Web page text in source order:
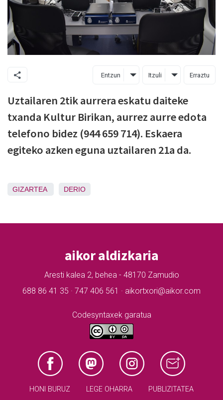
Entzun Itzuli Erraztu
Uztailaren 2tik aurrera eskatu daiteke
txanda Kultur Birikan, aurrez aurre edota
telefono bidez (944 659 714). Eskaera
egiteko azken eguna uztailaren 21a da.
GIZARTEA DERIO
aikor aldizkaria
Aresti kalea 2, behea - 48170 Zamudio
688 86 41 35 · 747 406 561 · aikortxori@aikor.com
Codesyntaxek garatua
HONI BURUZ LEGE OHARRA PUBLIZITATEA